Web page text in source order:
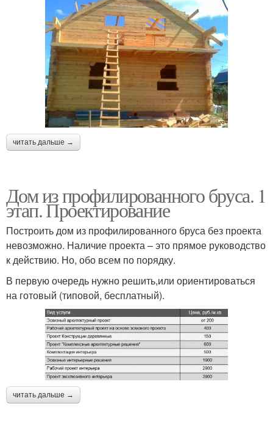
читать дальше →
Дом из профилированного бруса. 1
этап. Проектирование
Построить дом из профилированного бруса без проекта
невозможно. Наличие проекта – это прямое руководство
к действию. Но, обо всем по порядку.
В первую очередь нужно решить,или ориентироваться
на готовый (типовой, бесплатный).
читать дальше →